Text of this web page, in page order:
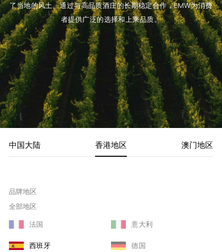
了当地的风土。通过与高品质酒庄的长期稳定合作，EMW为消费
者提供广泛的选择和上乘品质。
中国大陆 香港地区 澳门地区
品牌地区
全部地区
法国
意大利
西班牙 德国